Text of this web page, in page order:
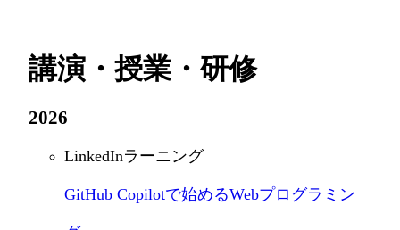
講演・授業・研修
2026
LinkedInラーニング
GitHub Copilotで始めるWebプログラミン